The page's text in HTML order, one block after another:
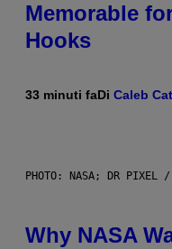
Memorable
Hooks
33 minuti faDi Caleb
PHOTO: NASA; DR PIXEL /
Why NASA